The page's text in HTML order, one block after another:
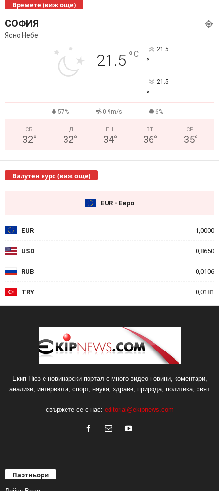
Времете (виж още)
СОФИЯ
Ясно Небе
21.5 °C 21.5
°
21.5
°
57% 0.9m/s 6%
СБ
32°
НД
32°
ПН
34°
ВТ
36°
СР
35°
Валутен курс (виж още)
EUR - Евро
EUR 1,0000
USD 0,8650
RUB 0,0106
TRY 0,0181
Екип Нюз е новинарски портал с много видео новини, коментари,
анализи, интервюта, спорт, наука, здраве, природа, политика, свят
свържете се с нас: editorial@ekipnews.com
Партньори